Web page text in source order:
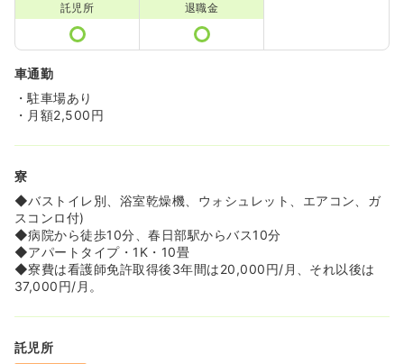
託児所 退職金
車通勤
・駐車場あり
・月額2,500円
寮
◆バストイレ別、浴室乾燥機、ウォシュレット、エアコン、ガ
スコンロ付)
◆病院から徒歩10分、春日部駅からバス10分
◆アパートタイプ・1K・10畳
◆寮費は看護師免許取得後3年間は20,000円/月、それ以後は
37,000円/月。
託児所